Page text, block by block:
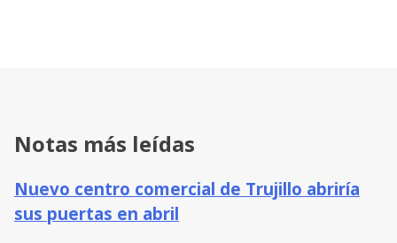
Notas más leídas
Nuevo centro comercial de Trujillo abriría
sus puertas en abril